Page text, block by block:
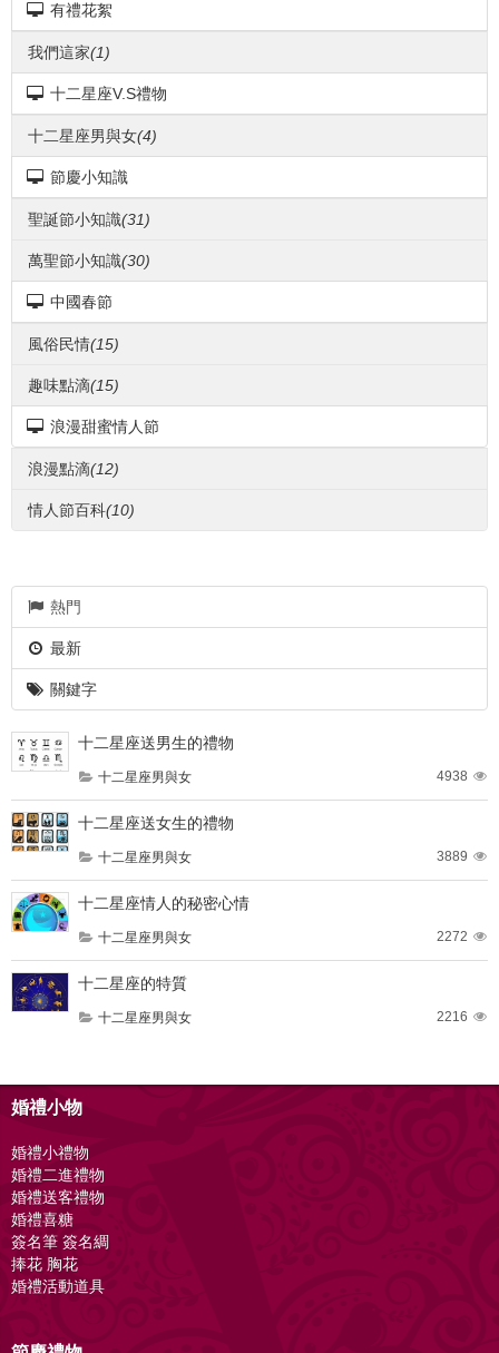
有禮花絮
我們這家(1)
十二星座V.S禮物
十二星座男與女(4)
節慶小知識
聖誕節小知識(31)
萬聖節小知識(30)
中國春節
風俗民情(15)
趣味點滴(15)
浪漫甜蜜情人節
浪漫點滴(12)
情人節百科(10)
熱門
最新
關鍵字
十二星座送男生的禮物
十二星座男與女 4938
十二星座送女生的禮物
十二星座男與女 3889
十二星座情人的秘密心情
十二星座男與女 2272
十二星座的特質
十二星座男與女 2216
婚禮小物
婚禮小禮物
婚禮二進禮物
婚禮送客禮物
婚禮喜糖
簽名筆 簽名綢
捧花 胸花
婚禮活動道具